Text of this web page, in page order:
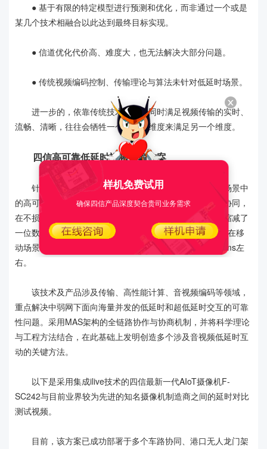
● 基于有限的特定模型进行预测和优化，而非通过一个或是
某几个技术相融合以此达到最终目标实现。
● 信道优化代价高、难度大，也无法解决大部分问题。
● 传统视频编码控制、传输理论与算法未针对低延时场景。
进一步的，依靠传统技术更难以同时满足视频传输的实时、
流畅、清晰，往往会牺牲一个或两个维度来满足另一个维度。
四信高可靠低延时视频传输方案
针对目前行业中存在的共性问题，四信推出了物联网场景中
的高可靠低延时视频传输方案。通过云边端三位一体配合协同，
在不损失成像效果和流畅性的情况下，不仅成功地将延时缩减了
一位数，在稳定网络环境下甚至能达到50ms以内，即使是在移
动场景中采用蜂窝通信技术的弱网环境下，也能控制在80ms左
右。
该技术及产品涉及传输、高性能计算、音视频编码等领域，
重点解决中弱网下面向海量并发的低延时和超低延时交互的可靠
性问题。采用MAS架构的全链路协作与协商机制，并将科学理论
与工程方法结合，在此基础上发明创造多个涉及音视频低延时互
动的关键方法。
以下是采用集成ilive技术的四信最新一代AIoT摄像机F-
SC242与目前业界较为先进的知名摄像机制造商之间的延时对比
测试视频。
目前，该方案已成功部署于多个车路协同、港口无人龙门架
样机免费试用
确保四信产品深度契合贵司业务需求